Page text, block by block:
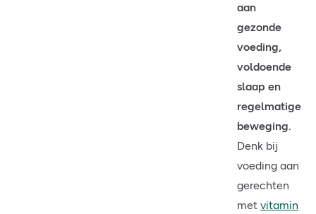
aan
gezonde
voeding,
voldoende
slaap en
regelmatige
beweging.
Denk bij
voeding aan
gerechten
met vitamin